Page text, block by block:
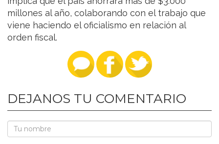
millones al año, colaborando con el trabajo que
viene haciendo el oficialismo en relación al
orden fiscal.
DEJANOS TU COMENTARIO